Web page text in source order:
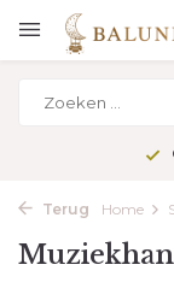
Terug Home